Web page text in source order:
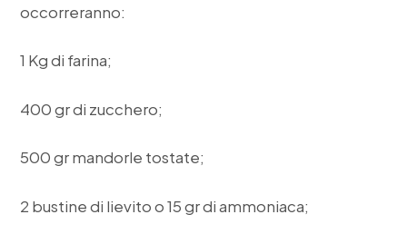
occorreranno:
1 Kg di farina;
400 gr di zucchero;
500 gr mandorle tostate;
2 bustine di lievito o 15 gr di ammoniaca;